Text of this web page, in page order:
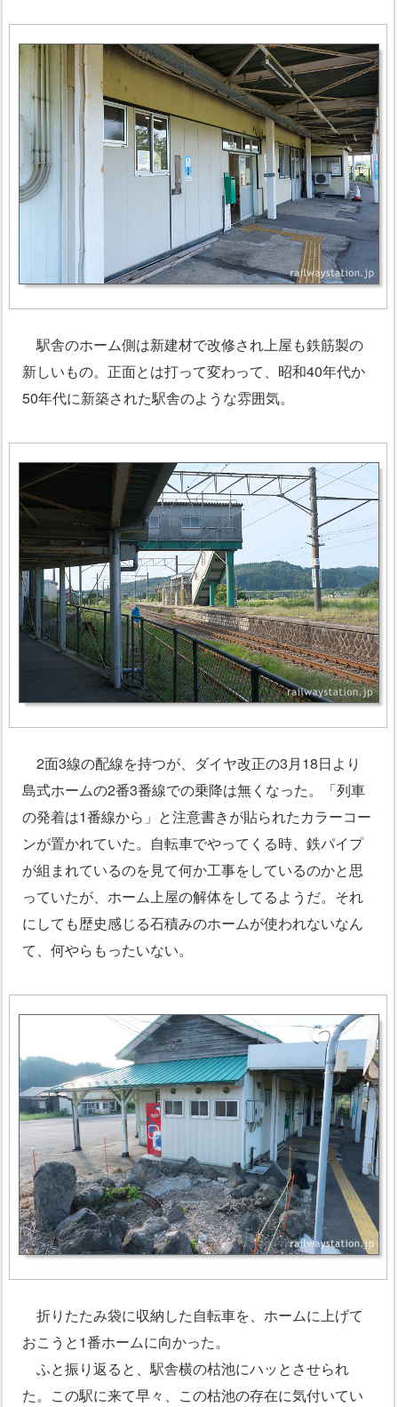
駅舎のホーム側は新建材で改修され上屋も鉄筋製の
新しいもの。正面とは打って変わって、昭和40年代か
50年代に新築された駅舎のような雰囲気。
2面3線の配線を持つが、ダイヤ改正の3月18日より
島式ホームの2番3番線での乗降は無くなった。「列車
の発着は1番線から」と注意書きが貼られたカラーコー
ンが置かれていた。自転車でやってくる時、鉄パイプ
が組まれているのを見て何か工事をしているのかと思
っていたが、ホーム上屋の解体をしてるようだ。それ
にしても歴史感じる石積みのホームが使われないなん
て、何やらもったいない。
折りたたみ袋に収納した自転車を、ホームに上げて
おこうと1番ホームに向かった。
ふと振り返ると、駅舎横の枯池にハッとさせられ
た。この駅に来て早々、この枯池の存在に気付いてい